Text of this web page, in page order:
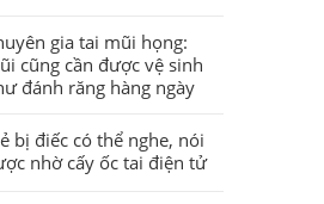
gia tai mũi họng:
cũng cần được vệ sinh
đánh răng hàng ngày
bị điếc có thể nghe, nói
nhờ cấy ốc tai điện tử